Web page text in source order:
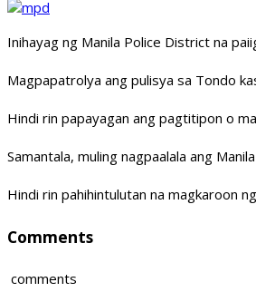
Inihayag ng Manila Police District na
Magpapatrolya ang pulisya sa Tondo
Hindi rin papayagan ang pagtitipon o
Samantala, muling nagpaalala ang
Hindi rin pahihintulutan na magkaroon
Comments
comments